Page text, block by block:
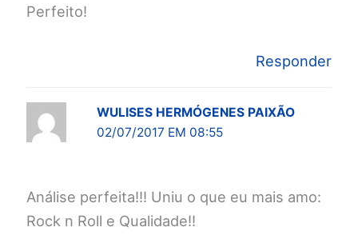
Perfeito!
Responder
WULISES HERMÓGENES PAIXÃO
02/07/2017 EM 08:55
Análise perfeita!!! Uniu o que eu mais amo:
Rock n Roll e Qualidade!!